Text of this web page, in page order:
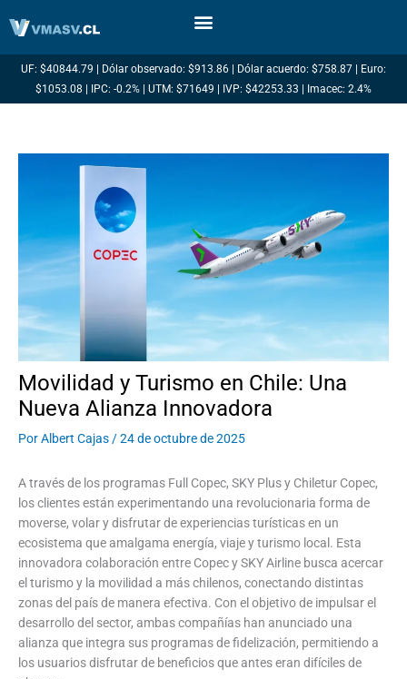
UF: $40844.79 | Dólar observado: $913.86 | Dólar acuerdo: $758.87 | Euro:
$1053.08 | IPC: -0.2% | UTM: $71649 | IVP: $42253.33 | Imacec: 2.4%
Movilidad y Turismo en Chile: Una
Nueva Alianza Innovadora
PorAlbert Cajas/24 de octubre de 2025
A través de los programas Full Copec, SKY Plus y Chiletur Copec,
los clientes están experimentando una revolucionaria forma de
moverse, volar y disfrutar de experiencias turísticas en un
ecosistema que amalgama energía, viaje y turismo local. Esta
innovadora colaboración entre Copec y SKY Airline busca acercar
el turismo y la movilidad a más chilenos, conectando distintas
zonas del país de manera efectiva. Con el objetivo de impulsar el
desarrollo del sector, ambas compañías han anunciado una
alianza que integra sus programas de fidelización, permitiendo a
los usuarios disfrutar de beneficios que antes eran difíciles de